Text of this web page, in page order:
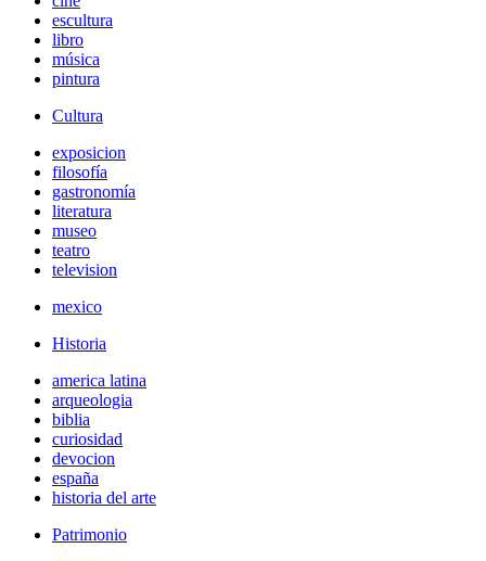
escultura
libro
música
pintura
Cultura
exposicion
filosofía
gastronomía
literatura
museo
teatro
television
mexico
Historia
america latina
arqueologia
biblia
curiosidad
devocion
españa
historia del arte
Patrimonio